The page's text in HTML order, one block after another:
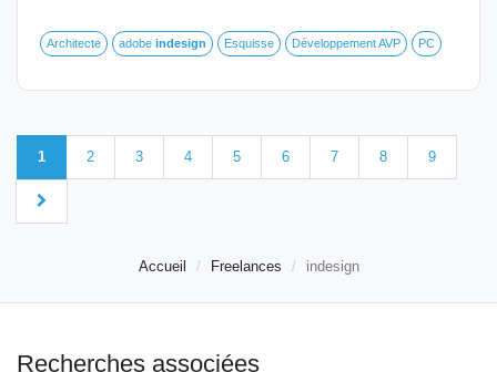
Architecte adobe indesign Esquisse Développement AVP PC
1 2 3 4 5 6 7 8 9
Accueil Freelances indesign
Recherches associées